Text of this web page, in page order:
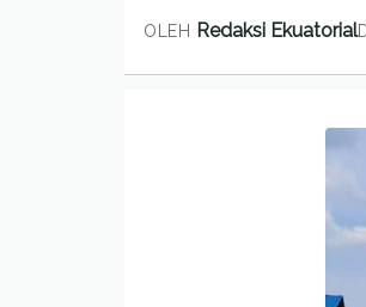
OLEH Redaksi Ekuatorial